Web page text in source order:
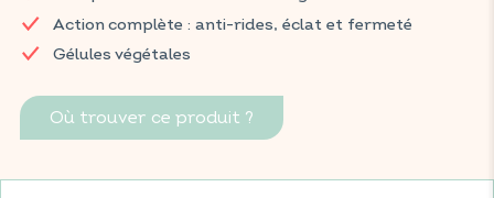
Action complète : anti-rides, éclat et fermeté
Gélules végétales
Où trouver ce produit ?